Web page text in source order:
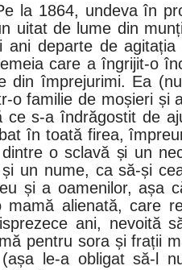
la 1864, undeva în
uitat de lume din
ani departe de
care a îngrijit-o
din împrejurimi. Ea
o familie de moșieri și
ce s-a îndrăgostit de
în toată firea,
o sclavă și un
un nume, ca să-și
și a oamenilor, așa
mamă alienată, care
ani, nevoită
pentru sora și frații
le-a obligat să-l